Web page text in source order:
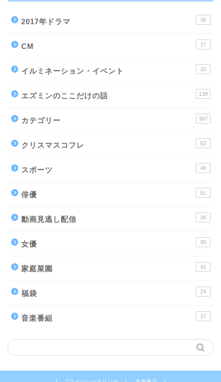
2017年ドラマ 36
CM 17
イルミネーション・イベント 20
エズミンのここだけの話 138
カテゴリー 367
クリスマスコフレ 52
スポーツ 48
俳優 51
動画見逃し配信 26
女優 90
家庭菜園 41
福袋 24
音楽番組 17